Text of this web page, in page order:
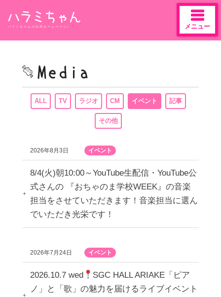
content
ハラミちゃんの公式ホームページ♪ メニュー
ALL TV ラジオ CM イベント 記事
その他
2026年8月3日 イベント
8/4(火)朝10:00～YouTube生配信・YouTube公
式さんの 『おちゃのま学校WEEK』の音楽
担当をさせていただきます！音楽担当に選ん
でいただき光栄です！
2026年7月24日 イベント
2026.10.7 wed
SGC HALL ARIAKE「ピア
ノ」と「歌」の魅力を届けるライブイベント